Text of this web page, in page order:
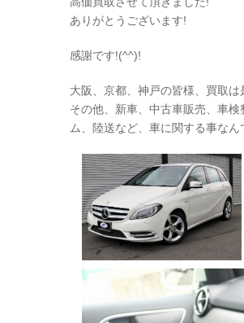
ありがとうございます!
感謝です!(^^)!
大阪、京都、神戸の皆様、買取は
その他、新車、中古車販売、車
ム、陸送など、車に関する事なん